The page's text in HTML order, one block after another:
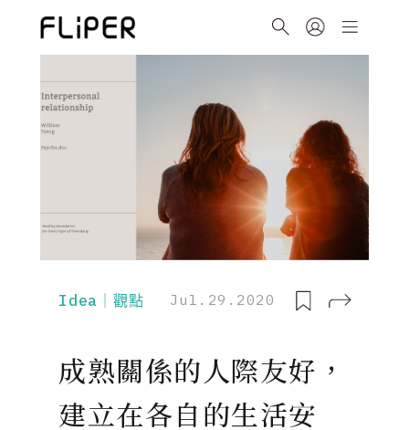
Idea｜觀點 Jul.29.2020
成熟關係的人際友好，
建立在各自的生活安